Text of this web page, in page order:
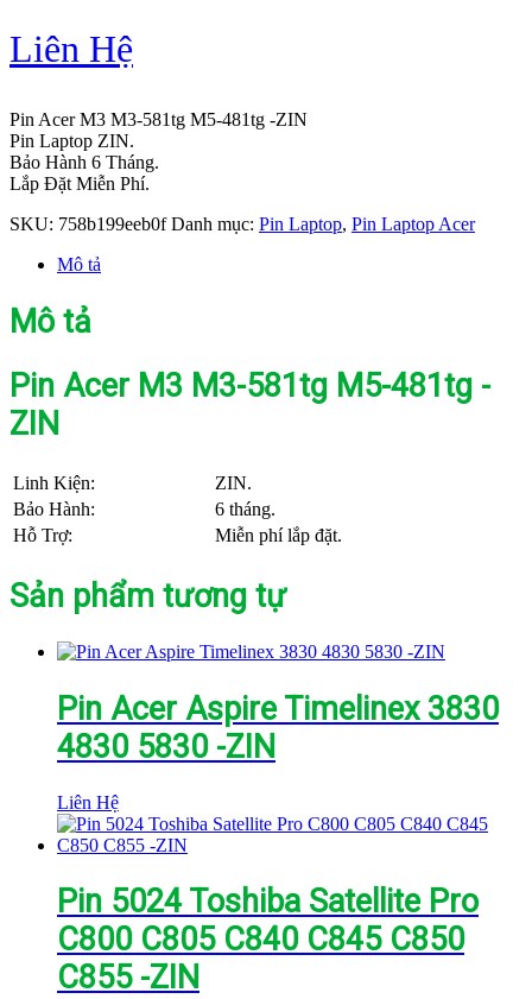
Liên Hệ
Pin Acer M3 M3-581tg M5-481tg -ZIN
Pin Laptop ZIN.
Bảo Hành 6 Tháng.
Lắp Đặt Miễn Phí.
SKU: 758b199eeb0f Danh mục: Pin Laptop, Pin Laptop Acer
Mô tả
Mô tả
Pin Acer M3 M3-581tg M5-481tg -
ZIN
Linh Kiện:
ZIN.
Bảo Hành:
6 tháng.
Hỗ Trợ:
Miễn phí lắp đặt.
Sản phẩm tương tự
Pin Acer Aspire Timelinex 3830
4830 5830 -ZIN
Liên Hệ
Pin 5024 Toshiba Satellite Pro
C800 C805 C840 C845 C850
C855 -ZIN